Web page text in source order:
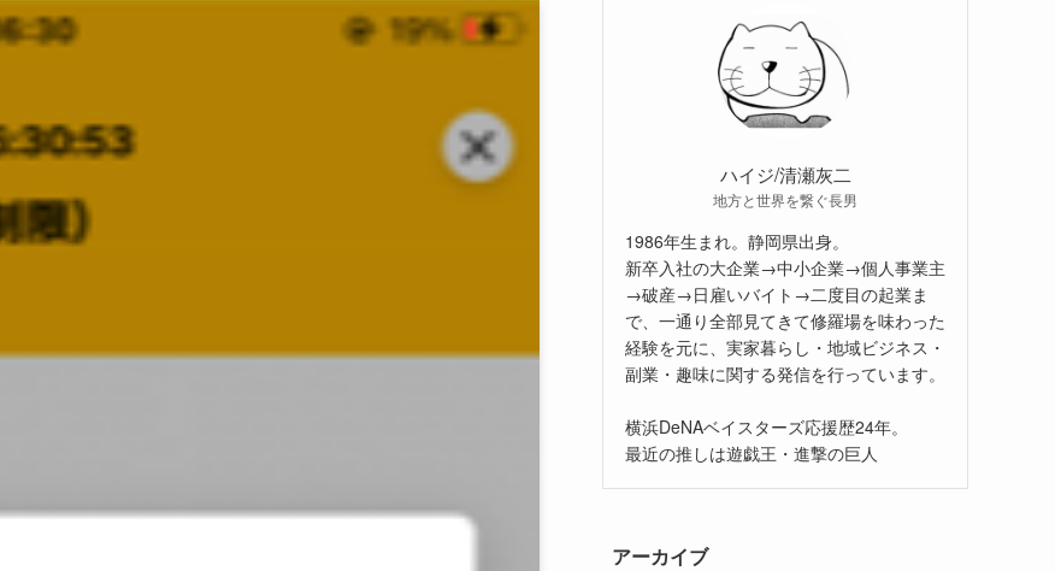
ハイジ/清瀬灰二
地方と世界を繋ぐ長男
1986年生まれ。静岡県出身。
新卒入社の大企業→中小企業→個人事業主
→破産→日雇いバイト→二度目の起業ま
で、一通り全部見てきて修羅場を味わった
経験を元に、実家暮らし・地域ビジネス・
副業・趣味に関する発信を行っています。
横浜DeNAベイスターズ応援歴24年。
最近の推しは遊戯王・進撃の巨人
アーカイブ